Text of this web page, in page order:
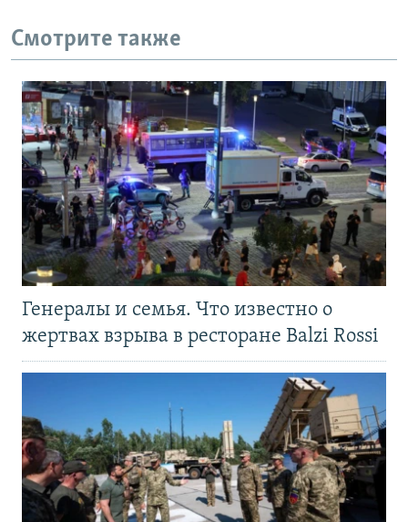
Смотрите также
Генералы и семья. Что известно о
жертвах взрыва в ресторане Balzi Rossi